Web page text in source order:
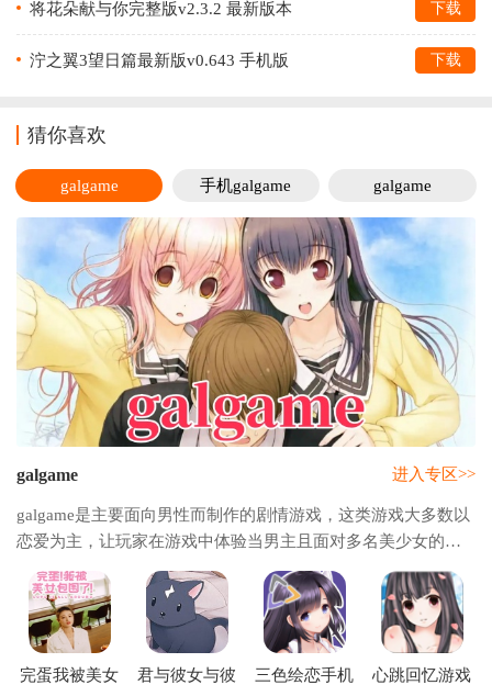
将花朵献与你完整版v2.3.2 最新版本 下载
泞之翼3望日篇最新版v0.643 手机版 下载
猜你喜欢
galgame 手机galgame galgame
galgame
galgame是主要面向男性而制作的剧情游戏，这类游戏大多数以
恋爱为主，让玩家在游戏中体验当男主且面对多名美少女的感
觉，游戏最大的特点就是美少女超级多，并且剧情超级精彩且
有很深的代入感和沉浸感，游戏大部分以第
进入专区>>
完蛋我被美女
君与彼女与彼
三色绘恋手机
心跳回忆游戏